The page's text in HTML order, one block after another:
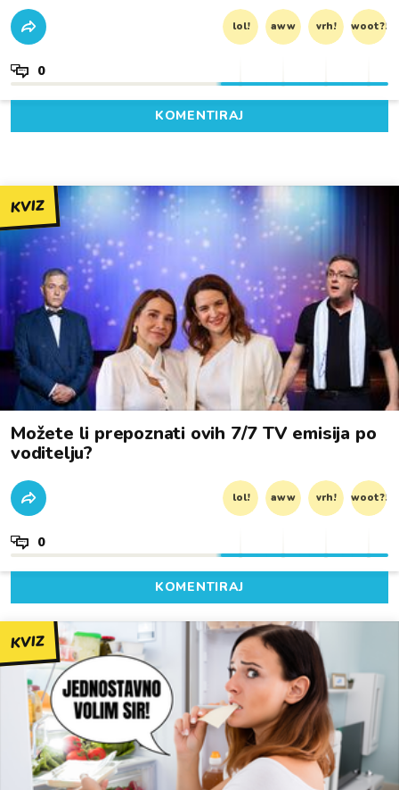
lol! aww vrh! woot?!
0
KOMENTIRAJ
KVIZ
Možete li prepoznati ovih 7/7 TV emisija po
voditelju?
lol! aww vrh! woot?!
0
KOMENTIRAJ
KVIZ